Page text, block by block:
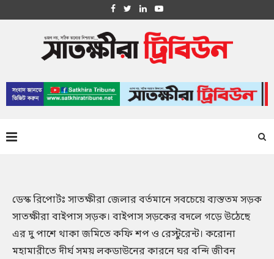
ডেস্ক রিপোর্টঃ সাতক্ষীরা জেলার বর্তমানে সবচেয়ে ব্যস্ততম সড়ক
সাতক্ষীরা বাইপাস সড়ক। বাইপাস সড়কের বদলে গড়ে উঠেছে
এর দু পাশে থাকা জমিতে কফি শপ ও রেস্টুরেন্ট। করোনা
মহামারীতে দীর্ঘ সময় লকডাউনের কারনে ঘর বন্দি জীবন